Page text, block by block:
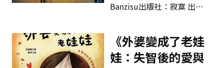
班的求學經歷，沒按照父母
心那個「好玩」的工作嚮
往。就算是單身24年後，才
遇到的摯愛女友，也不
年創校以來，搬了四次家。
從日治時期，歷經太平洋戰
台後，五十年代陽明山計
畫，擴建清泉崗機場，數萬
居民被迫搬遷到新社、埔里
Banzisu出版社：寂寞 出版
一個標題「不便利的便利教
育」，但是旋即被理智的思
維給壓下，只是壓下喔！畢
《外婆變成了老娃
娃：失智後的愛與